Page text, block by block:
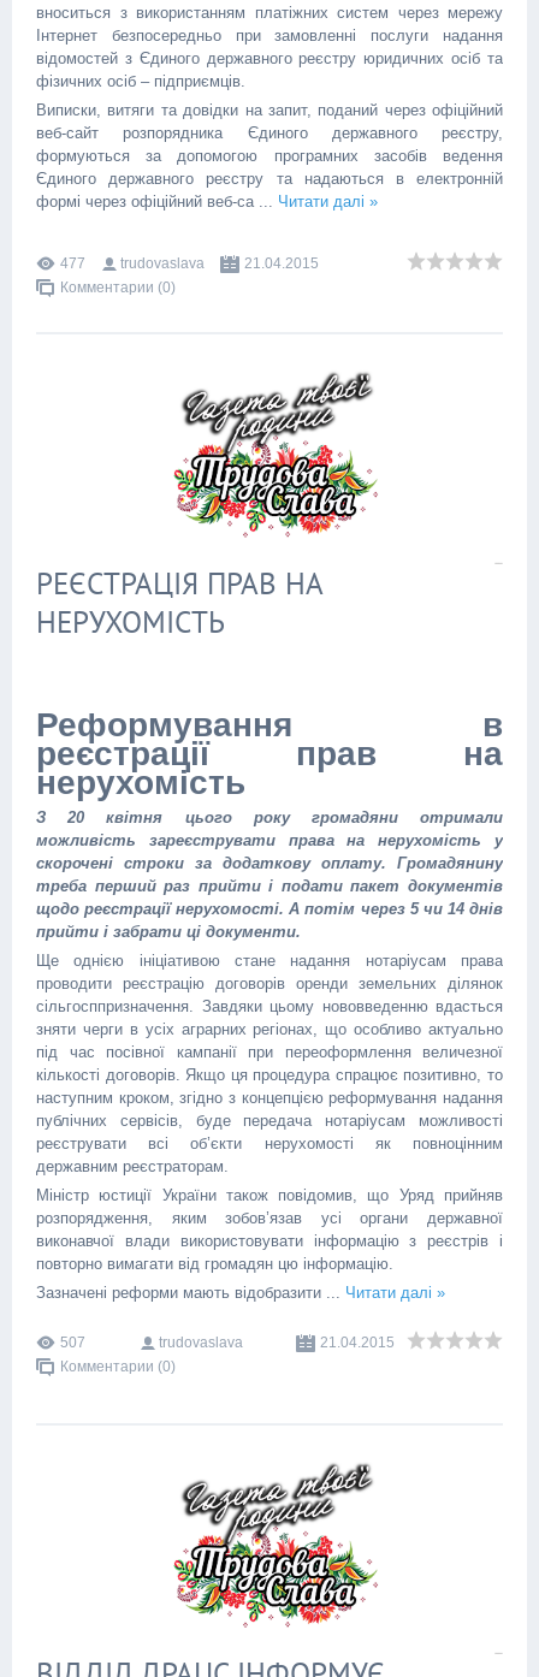
вноситься з використанням платіжних систем через мережу
Інтернет безпосередньо при замовленні послуги надання
відомостей з Єдиного державного реєстру юридичних осіб та
фізичних осіб – підприємців.
Виписки, витяги та довідки на запит, поданий через офіційний
веб-сайт розпорядника Єдиного державного реєстру,
формуються за допомогою програмних засобів ведення
Єдиного державного реєстру та надаються в електронній
формі через офіційний веб-са ... Читати далі »
477 trudovaslava
21.04.2015
Комментарии (0)
РЕЄСТРАЦІЯ ПРАВ НА
НЕРУХОМІСТЬ
Реформування в
реєстрації прав на
нерухомість
З 20 квітня цього року громадяни отримали
можливість зареєструвати права на нерухомість у
скорочені строки за додаткову оплату. Громадянину
треба перший раз прийти і подати пакет документів
щодо реєстрації нерухомості. А потім через 5 чи 14 днів
прийти і забрати ці документи.
Ще однією ініціативою стане надання нотаріусам права
проводити реєстрацію договорів оренди земельних ділянок
сільгосппризначення. Завдяки цьому нововведенню вдасться
зняти черги в усіх аграрних регіонах, що особливо актуально
під час посівної кампанії при переоформлення величезної
кількості договорів. Якщо ця процедура спрацює позитивно, то
наступним кроком, згідно з концепцією реформування надання
публічних сервісів, буде передача нотаріусам можливості
реєструвати всі об’єкти нерухомості як повноцінним
державним реєстраторам.
Міністр юстиції України також повідомив, що Уряд прийняв
розпорядження, яким зобов’язав усі органи державної
виконавчої влади використовувати інформацію з реєстрів і
повторно вимагати від громадян цю інформацію.
Зазначені реформи мають відобразити
Читати далі »
507 trudovaslava
21.04.2015
Комментарии (0)